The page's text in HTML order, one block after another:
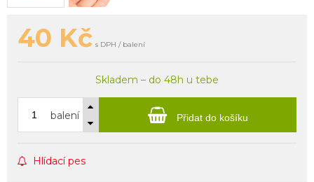
40 Kč s DPH / balení
Skladem – do 48h u tebe
balení Přidat do košíku
Hlídací pes